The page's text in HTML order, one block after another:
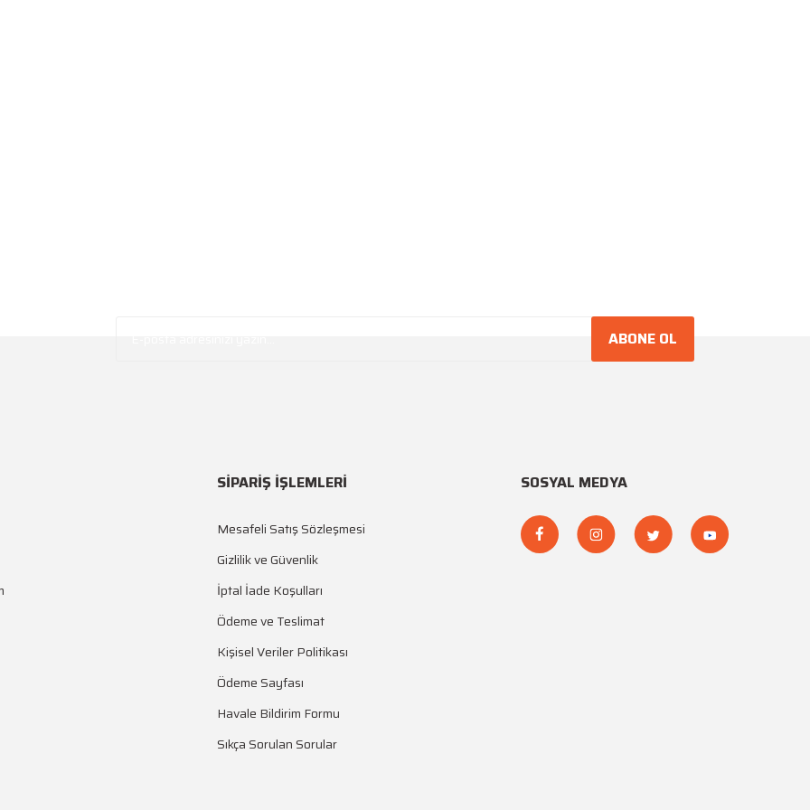
ABONE OL
SİPARİŞ İŞLEMLERİ
Mesafeli Satış Sözleşmesi
Gizlilik ve Güvenlik
İptal İade Koşulları
Ödeme ve Teslimat
Kişisel Veriler Politikası
Ödeme Sayfası
Havale Bildirim Formu
Sıkça Sorulan Sorular
SOSYAL MEDYA